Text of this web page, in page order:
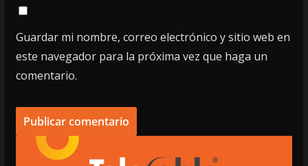
Guardar mi nombre, correo electrónico y sitio web en
este navegador para la próxima vez que haga un
comentario.